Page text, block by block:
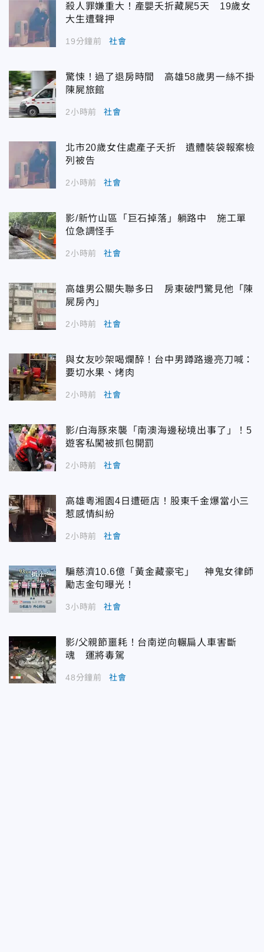
殺人罪嫌重大！產嬰夭折藏屍5天 19歲女
大生遭聲押
19分鐘前 社會
驚悚！過了退房時間 高雄58歲男一絲不掛
陳屍旅館
2小時前 社會
北市20歲女住處產子夭折 遺體裝袋報案檢
列被告
2小時前 社會
影/新竹山區「巨石掉落」躺路中 施工單
位急調怪手
2小時前 社會
高雄男公關失聯多日 房東破門驚見他「陳
屍房內」
2小時前 社會
與女友吵架喝爛醉！台中男蹲路邊亮刀喊：
要切水果、烤肉
2小時前 社會
影/白海豚來襲「南澳海邊秘境出事了」！5
遊客私闖被抓包開罰
2小時前 社會
高雄粵湘園4日遭砸店！股東千金爆當小三
惹感情糾紛
2小時前 社會
騙慈濟10.6億「黃金藏豪宅」 神鬼女律師
勵志金句曝光！
3小時前 社會
影/父親節噩耗！台南逆向輾扁人車害斷
魂 運將毒駕
48分鐘前 社會